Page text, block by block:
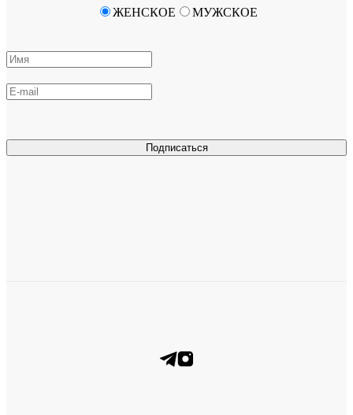
Подписаться
ЖЕНСКОЕ МУЖСКОЕ